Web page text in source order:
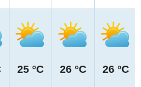
25 °C 26 °C 26 °C